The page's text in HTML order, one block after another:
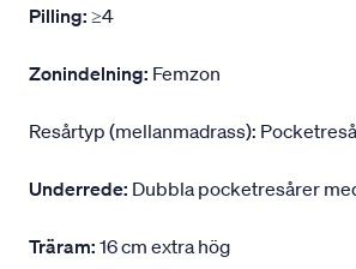
Pilling: ≥4
Zonindelning: Femzon
Resårtyp (mellanmadrass):
Underrede: Dubbla pocketresårer
Träram: 16 cm extra hög